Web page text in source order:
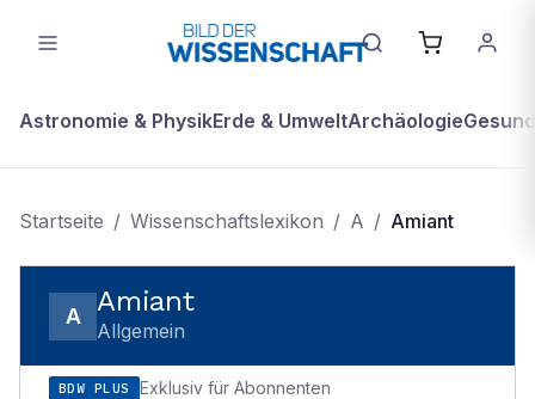
Astronomie & PhysikErde & UmweltArchäologie
Startseite / Wissenschaftslexikon / A / Amiant
A Amiant
Allgemein
BDW PLUS Exklusiv für Abonnenten